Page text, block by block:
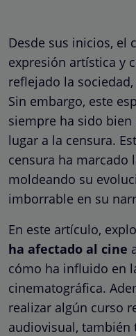
Desde sus inicios, el
expresión artística y
reflejado la
Sin embargo, este
siempre ha sido
lugar a la censura.
censura ha marcado
moldeando su
imborrable en su
En este artículo,
ha afectado al cine
cómo ha influido en
cinematográfica.
realizar algún curso
audiovisual, también